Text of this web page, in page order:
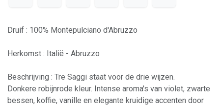
Druif : 100% Montepulciano d'Abruzzo
Herkomst : Italië - Abruzzo
Beschrijving : Tre Saggi staat voor de drie wijzen.
Donkere robijnrode kleur. Intense aroma's van violet, zwarte
bessen, koffie, vanille en elegante kruidige accenten door